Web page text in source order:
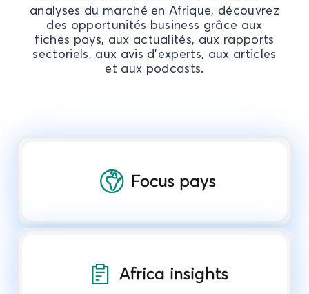
analyses du marché en Afrique, découvrez
des opportunités business grâce aux
fiches pays, aux actualités, aux rapports
sectoriels, aux avis d'experts, aux articles
et aux podcasts.
Focus pays
Africa insights